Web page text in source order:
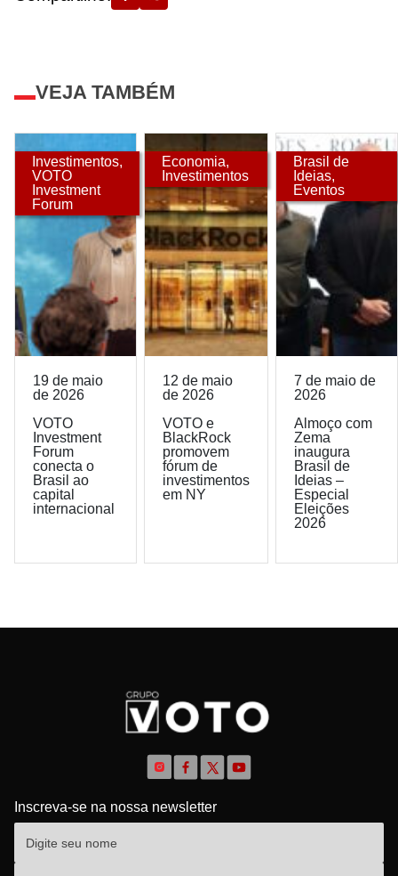
VEJA TAMBÉM
Investimentos,
VOTO
Investment
Forum
19 de maio
de 2026
VOTO
Investment
Forum
conecta o
Brasil ao
capital
internacional
Economia,
Investimentos
12 de maio
de 2026
VOTO e
BlackRock
promovem
fórum de
investimentos
em NY
Brasil de
Ideias,
Eventos
7 de maio de
2026
Almoço com
Zema
inaugura
Brasil de
Ideias –
Especial
Eleições
2026
Inscreva-se na nossa newsletter